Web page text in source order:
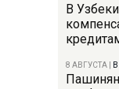
В
8 АВГУСТА
Пашинян